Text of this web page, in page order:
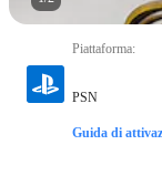
Piattaforma:
PSN
Guida di